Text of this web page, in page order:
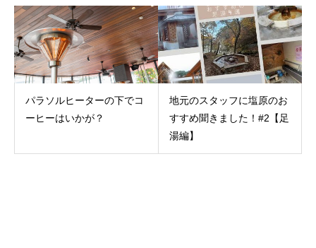
パラソルヒーターの下でコ
ーヒーはいかが？
地元のスタッフに塩原のお
すすめ聞きました！#2【足
湯編】